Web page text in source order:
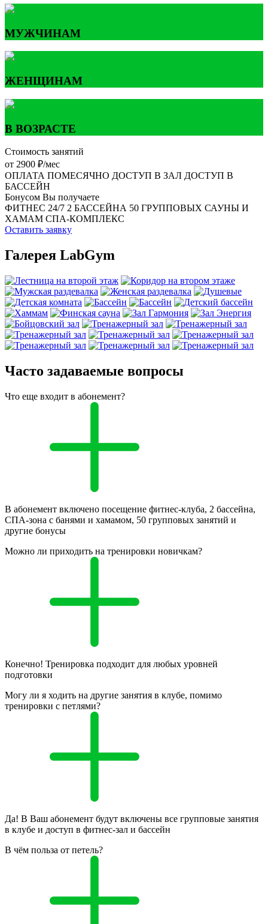
МУЖЧИНАМ
ЖЕНЩИНАМ
В ВОЗРАСТЕ
Стоимость занятий
от 2900 ₽/мес
ОПЛАТА ПОМЕСЯЧНО ДОСТУП В ЗАЛ ДОСТУП В
БАССЕЙН
Бонусом Вы получаете
ФИТНЕС 24/7 2 БАССЕЙНА 50 ГРУППОВЫХ САУНЫ И
ХАМАМ СПА-КОМПЛЕКС
Оставить заявку
Галерея LabGym
Часто задаваемые вопросы
Что еще входит в абонемент?
В абонемент включено посещение фитнес-клуба, 2 бассейна,
СПА-зона с банями и хамамом, 50 групповых занятий и
другие бонусы
Можно ли приходить на тренировки новичкам?
Конечно! Тренировка подходит для любых уровней
подготовки
Могу ли я ходить на другие занятия в клубе, помимо
тренировки с петлями?
Да! В Ваш абонемент будут включены все групповые занятия
в клубе и доступ в фитнес-зал и бассейн
В чём польза от петель?